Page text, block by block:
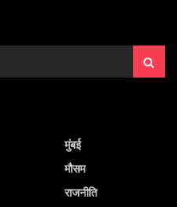
मुंबई
मौसम
राजनीति